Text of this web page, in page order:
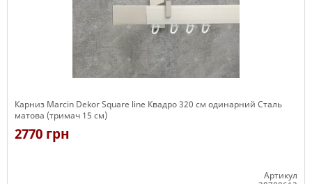
Карниз Marcin Dekor Square line Квадро 320 см одинарний Сталь
матова (тримач 15 см)
2770 грн
Артикул